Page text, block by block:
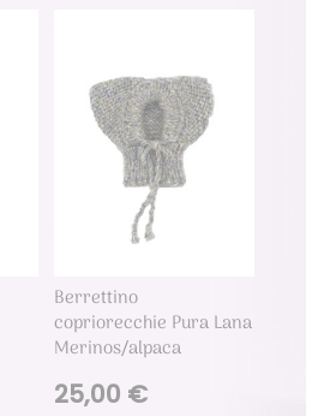
Berrettino
copriorecchie Pura Lana
Merinos/alpaca
25,00 €